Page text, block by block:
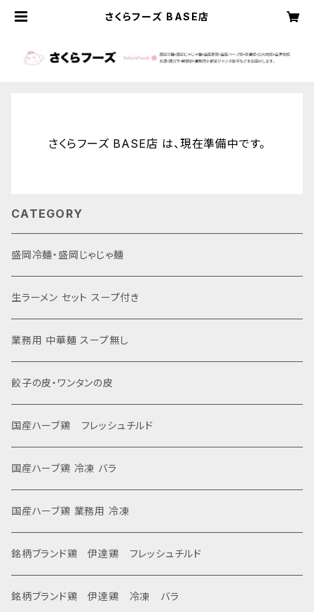
さくらフーズ BASE店
さくらフーズ BASE店 は、現在準備中です。
CATEGORY
盛岡冷麺・盛岡じゃじゃ麺
生ラーメン セット スープ付き
業務用 中華麺 スープ無し
餃子の皮・ワンタンの皮
国産ハーブ鶏 フレッシュチルド
国産ハーブ鶏 冷凍 バラ
国産ハーブ鶏 業務用 冷凍
銘柄ブランド鶏 伊達鶏 フレッシュチルド
銘柄ブランド鶏 伊達鶏 冷凍 バラ